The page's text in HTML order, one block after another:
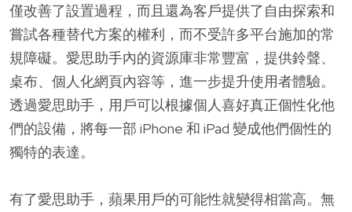
僅改善了設置過程，而且還為客戶提供了自由探索和
嘗試各種替代方案的權利，而不受許多平台施加的常
規障礙。愛思助手內的資源庫非常豐富，提供鈴聲、
桌布、個人化網頁內容等，進一步提升使用者體驗。
透過愛思助手，用戶可以根據個人喜好真正個性化他
們的設備，將每一部 iPhone 和 iPad 變成他們個性的
獨特的表達。
有了愛思助手，蘋果用戶的可能性就變得相當高。無